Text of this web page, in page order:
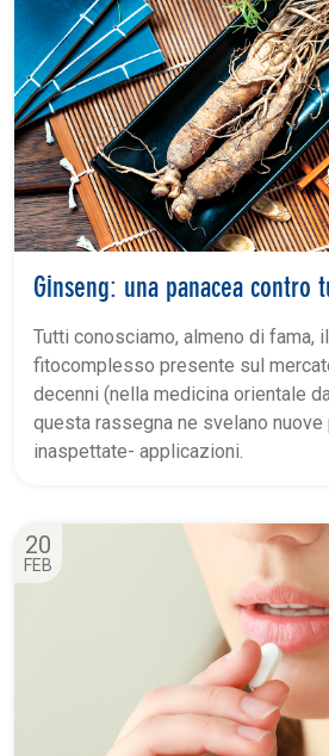
Ginseng: una panacea contro
Tutti conosciamo, almeno di fama,
fitocomplesso presente sul
decenni (nella medicina orientale
questa rassegna ne svelano
inaspettate- applicazioni.
20
FEB